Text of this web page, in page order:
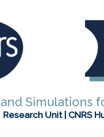
Simulations
Research Unit | CNRS